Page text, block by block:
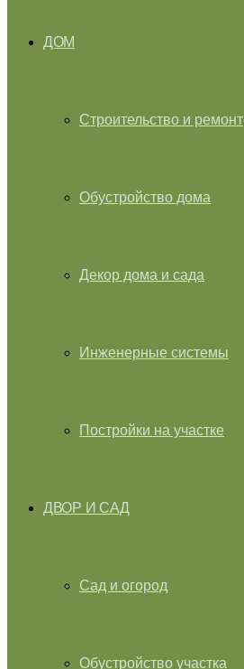
ДОМ
Строительство и ремонт
Обустройство дома
Декор дома и сада
Инженерные системы
Постройки на участке
ДВОР И САД
Сад и огород
Обустройство участка